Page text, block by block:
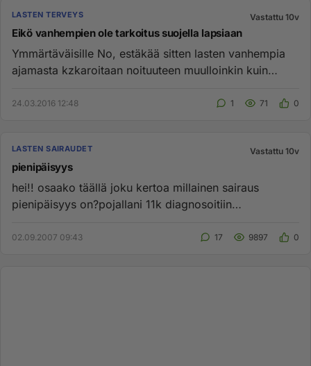
LASTEN TERVEYS Vastattu 10v
Eikö vanhempien ole tarkoitus suojella lapsiaan
Ymmärtäväisille No, estäkää sitten lasten vanhempia
ajamasta kzkaroitaan noituuteen muulloinkin kuin
24.03.2016 12:48 1 71 0
LASTEN SAIRAUDET Vastattu 10v
pienipäisyys
hei!! osaako täällä joku kertoa millainen sairaus
pienipäisyys on?pojallani 11k diagnosoitiin
02.09.2007 09:43 17 9897 0